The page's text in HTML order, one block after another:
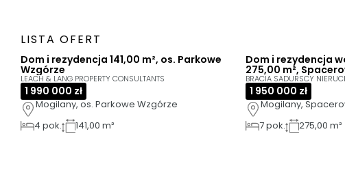
LISTA OFERT
Dom i rezydencja 141,00 m², os. Parkowe
Wzgórze
LEACH & LANG PROPERTY CONSULTANTS
1 990 000 zł
Mogilany, os. Parkowe Wzgórze
4 pok. 141,00 m²
Dom i rezydencja
275,00 m²,
BRACIA SADURSCY
1 950 000 zł
Mogilany,
7pok. 275,00 m²